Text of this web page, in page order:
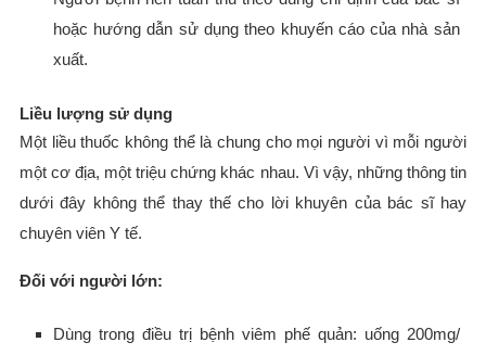
hoặc hướng dẫn sử dụng theo khuyến cáo của nhà sản
xuất.
Liều lượng sử dụng
Một liều thuốc không thể là chung cho mọi người vì mỗi người
một cơ địa, một triệu chứng khác nhau. Vì vậy, những thông tin
dưới đây không thể thay thế cho lời khuyên của bác sĩ hay
chuyên viên Y tế.
Đối với người lớn:
Dùng trong điều trị bệnh viêm phế quản: uống 200mg/